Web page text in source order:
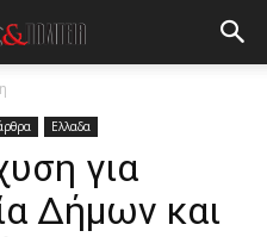
Ελλαδα
για
Δήμων και